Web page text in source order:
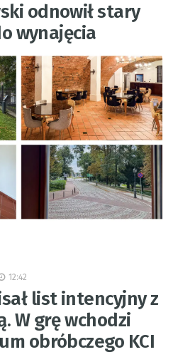
odnowił stary
wynajęcia
12:42
list intencyjny z
W grę wchodzi
obróbczego KCI